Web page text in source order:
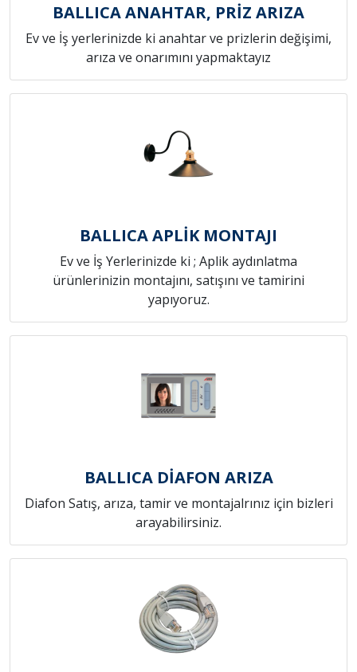
BALLICA ANAHTAR, PRİZ ARIZA
Ev ve İş yerlerinizde ki anahtar ve prizlerin değişimi,
arıza ve onarımını yapmaktayız
BALLICA APLİK MONTAJI
Ev ve İş Yerlerinizde ki ; Aplik aydınlatma
ürünlerinizin montajını, satışını ve tamirini
yapıyoruz.
BALLICA DİAFON ARIZA
Diafon Satış, arıza, tamir ve montajalrınız için bizleri
arayabilirsiniz.